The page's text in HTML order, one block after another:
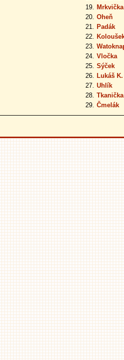
19. Mrkvička
20. Oheň
21. Padák
22.
23.
24. Vločka
25. Sýček
26. Lukáš K.
27. Uhlík
28. Tkanička
29. Čmelák